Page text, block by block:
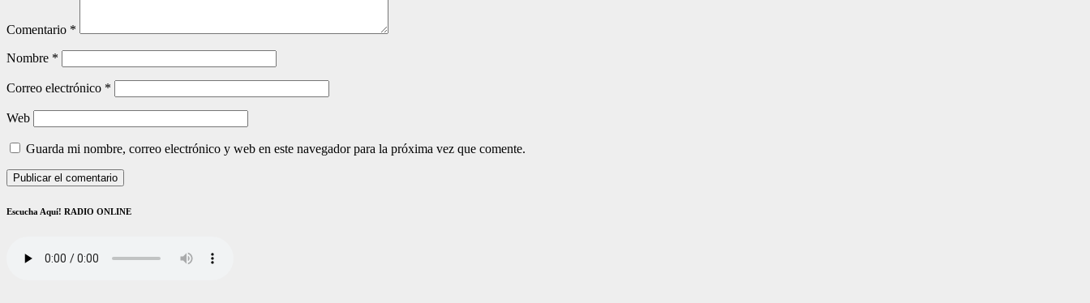
Comentario *
Nombre *
Correo electrónico *
Web
Guarda mi nombre, correo electrónico y web en este navegador para la próxima vez que comente.
Escucha Aquí! RADIO ONLINE